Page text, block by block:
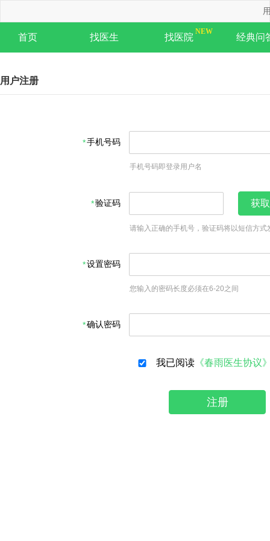
首页 找医生 找医院 经典问
用户注册
手机号码
手机号码即登录用户名
验证码 获
请输入正确的手机号，验证码将以短信方式
设置密码
您输入的密码长度必须在6-20之间
确认密码
我已阅读 《春雨医生协议
注册